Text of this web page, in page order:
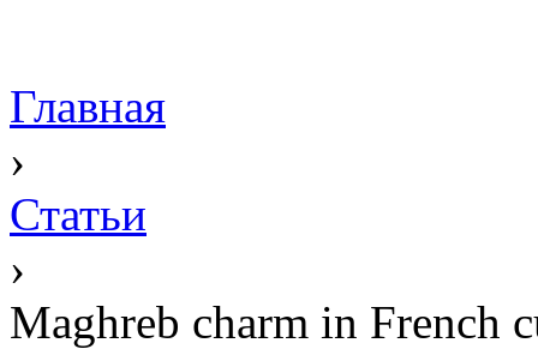
Главная
›
Статьи
›
Maghreb charm in French